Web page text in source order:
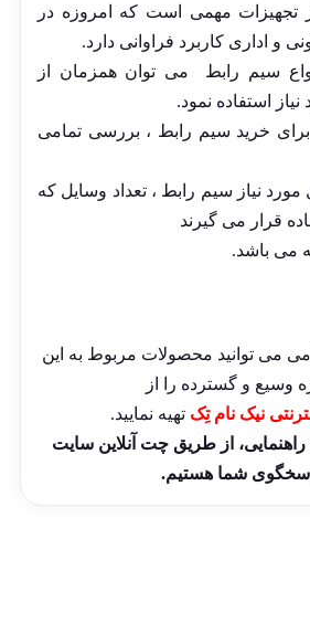
مهمی است که امروزه در
و اداری کاربرد فراوانی دارد.
سیم رابط می توان همزمان از
استفاده نمود.
خرید سیم رابط ، بررسی تمامی
نیاز سیم رابط ، تعداد وسایل که
قرار می گیرند
می باشد.
می توانید محصولات مربوط به این
وسیع و گسترده را از
نیک نام تِک تهیه نمایید.
از طریق چت آنلاین سایت
شما هستیم.